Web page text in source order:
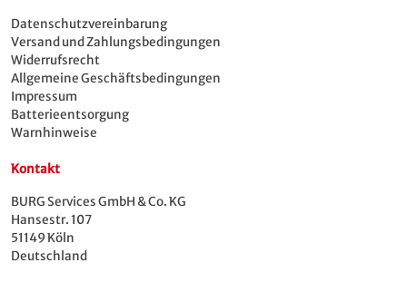
Datenschutzvereinbarung
Versand und Zahlungsbedingungen
Widerrufsrecht
Allgemeine Geschäftsbedingungen
Impressum
Batterieentsorgung
Warnhinweise
Kontakt
BURG Services GmbH & Co. KG
Hansestr. 107
51149 Köln
Deutschland